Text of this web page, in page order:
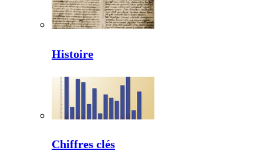
Histoire
Chiffres clés